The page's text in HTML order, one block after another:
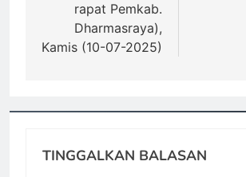
rapat Pemkab.
Dharmasraya),
Kamis (10-07-2025)
TINGGALKAN BALASAN